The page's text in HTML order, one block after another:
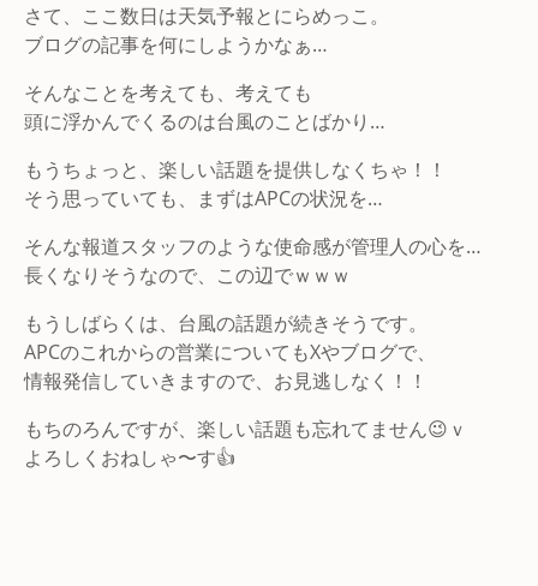
さて、ここ数日は天気予報とにらめっこ。
ブログの記事を何にしようかなぁ…
そんなことを考えても、考えても
頭に浮かんでくるのは台風のことばかり…
もうちょっと、楽しい話題を提供しなくちゃ！！
そう思っていても、まずはAPCの状況を…
そんな報道スタッフのような使命感が管理人の心を…
長くなりそうなので、この辺でｗｗｗ
もうしばらくは、台風の話題が続きそうです。
APCのこれからの営業についてもXやブログで、
情報発信していきますので、お見逃しなく！！
もちのろんですが、楽しい話題も忘れてません😉ｖ
よろしくおねしゃ〜す👍